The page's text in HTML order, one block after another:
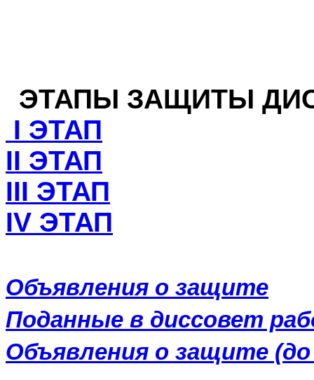
ЭТАПЫ ЗАЩИТЫ
I ЭТАП
II ЭТАП
III ЭТАП
IV ЭТАП
Объявления о защите
Поданные в диссовет
Объявления о защите (до